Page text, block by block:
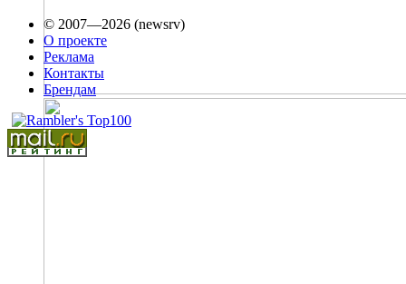
© 2007—2026 (newsrv)
О проекте
Реклама
Контакты
Брендам